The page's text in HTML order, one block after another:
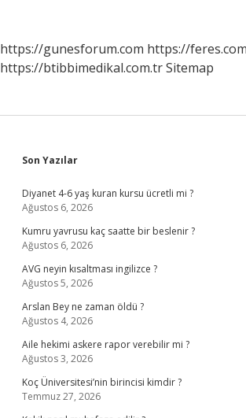
https://gunesforum.com https://
https://btibbimedikal.com.trSitemap
Sidebar
Son Yazılar
Diyanet 4-6 yaş kuran kursu ücretli mi ?
Ağustos 6, 2026
Kumru yavrusu kaç saatte bir beslenir ?
Ağustos 6, 2026
AVG neyin kısaltması ingilizce ?
Ağustos 5, 2026
Arslan Bey ne zaman öldü ?
Ağustos 4, 2026
Aile hekimi askere rapor verebilir mi ?
Ağustos 3, 2026
Koç Üniversitesi’nin birincisi kimdir ?
Temmuz 27, 2026